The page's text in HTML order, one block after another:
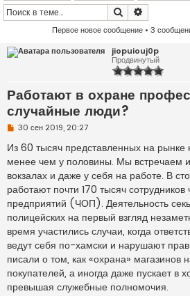
Поиск
Первое новое сообщение• 3
jiopuiouj0p
Продвинутый
Работают в охране
случайные люди?
Н
п
р
о
ч
и
т
н
н
е
с
о
о
б
е
30 сен 2019, 20:27
Из 60 тысяч представленных на рынке
менее чем у половины. Мы встречаем
вокзалах и даже у себя на работе. В
работают почти 170 тысяч
предприятий (ЧОП). Деятельность
полицейских на первый взгляд
время участились случаи, когда
ведут себя по-хамски и нарушают
писали о том, как «охрана» магазинов
покупателей, а иногда даже пускает в
превышая служебные полномочия.